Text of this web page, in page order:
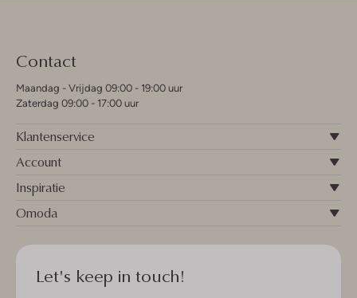
Contact
Maandag - Vrijdag 09:00 - 19:00 uur
Zaterdag 09:00 - 17:00 uur
Klantenservice
Account
Inspiratie
Omoda
Let's keep in touch!